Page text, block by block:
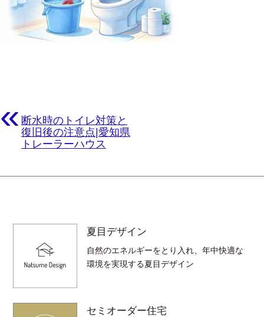
« 断水時のトイレ対策と
復旧後の注意点|愛知県
トレーラーハウス
夏目デザイン
自然のエネルギーをとり入れ、年中快適な
環境を実現する夏目デザイン
セミオーダー住宅